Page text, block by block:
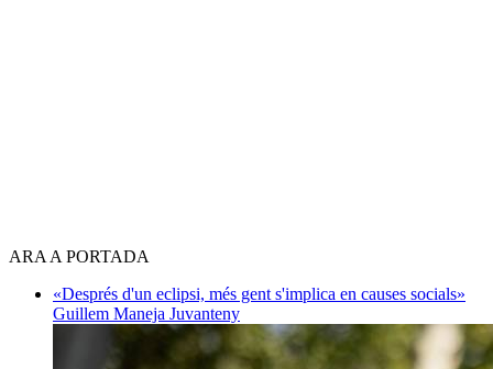
ARA A PORTADA
«Després d'un eclipsi, més gent s'implica en causes socials»
Guillem Maneja Juvanteny